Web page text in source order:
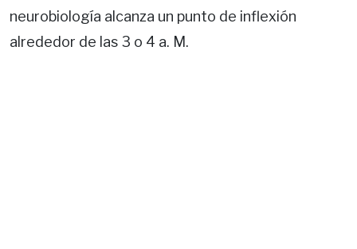
neurobiología alcanza un punto de inflexión
alrededor de las 3 o 4 a. M.